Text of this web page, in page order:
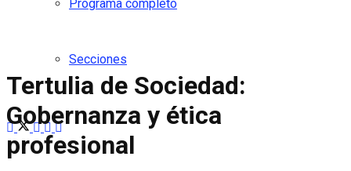
Programa completo
Secciones
Tertulia de Sociedad:
Gobernanza y ética
profesional